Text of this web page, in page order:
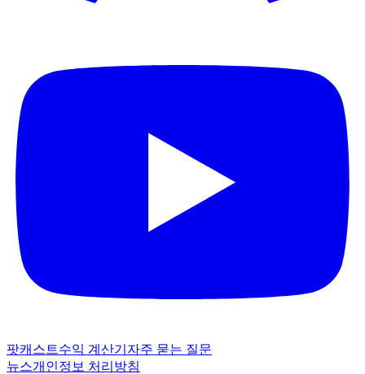
팟캐스트수익 계산기 자주 묻는 질문
뉴스개인정보 처리방침